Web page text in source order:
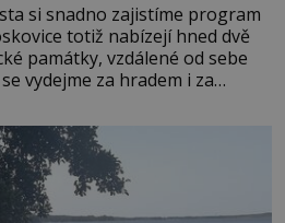
si snadno zajistíme program
totiž nabízejí hned dvě
památky, vzdálené od sebe
vydejme za hradem i za
vrchoviny vznikla někdy
1313 kronikáři zaznamenali